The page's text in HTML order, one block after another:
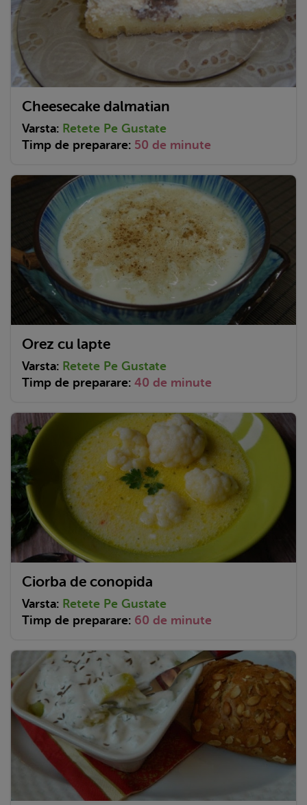
Cheesecake dalmatian
Varsta: Retete Pe Gustate
Timp de preparare: 50 de minute
Orez cu lapte
Varsta: Retete Pe Gustate
Timp de preparare: 40 de minute
Ciorba de conopida
Varsta: Retete Pe Gustate
Timp de preparare: 60 de minute